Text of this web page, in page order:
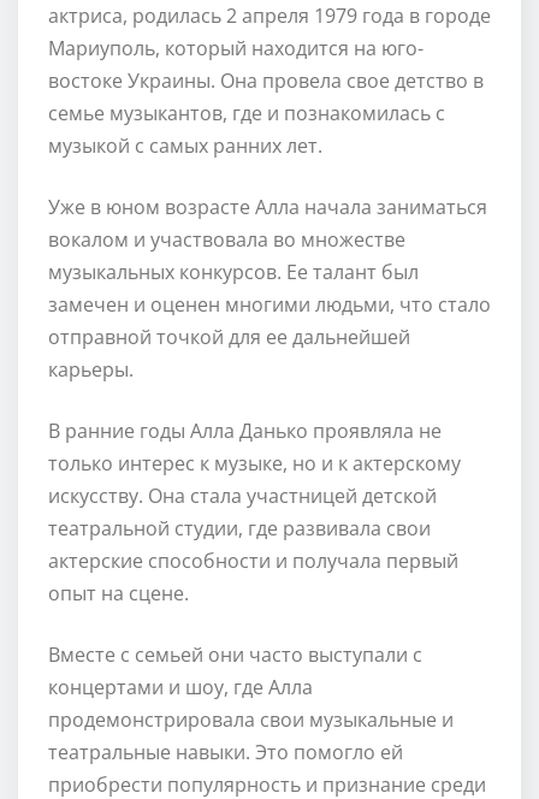
актриса, родилась 2 апреля 1979 года в городе
Мариуполь, который находится на юго-
востоке Украины. Она провела свое детство в
семье музыкантов, где и познакомилась с
музыкой с самых ранних лет.
Уже в юном возрасте Алла начала заниматься
вокалом и участвовала во множестве
музыкальных конкурсов. Ее талант был
замечен и оценен многими людьми, что стало
отправной точкой для ее дальнейшей
карьеры.
В ранние годы Алла Данько проявляла не
только интерес к музыке, но и к актерскому
искусству. Она стала участницей детской
театральной студии, где развивала свои
актерские способности и получала первый
опыт на сцене.
Вместе с семьей они часто выступали с
концертами и шоу, где Алла
продемонстрировала свои музыкальные и
театральные навыки. Это помогло ей
приобрести популярность и признание среди